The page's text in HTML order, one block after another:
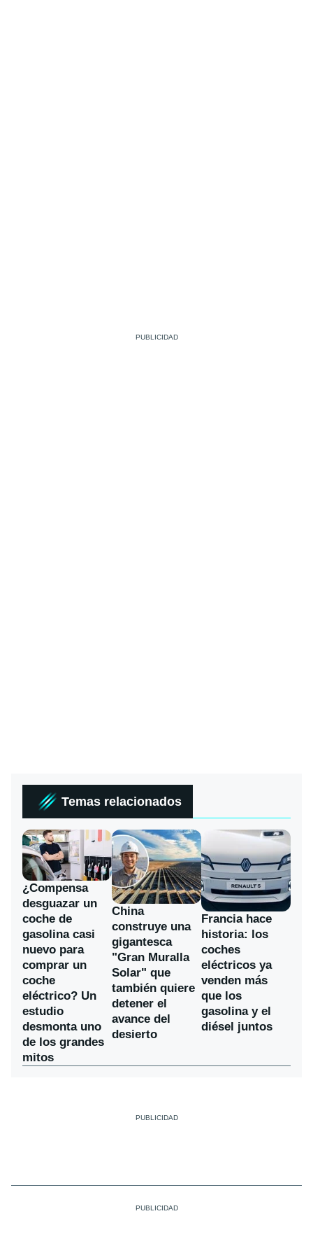
Temas relacionados
¿Compensa
desguazar un
coche de
gasolina casi
nuevo para
comprar un
coche
eléctrico? Un
estudio
desmonta uno
de los grandes
mitos
China
construye una
gigantesca
"Gran Muralla
Solar" que
también quiere
detener el
avance del
desierto
Francia hace
historia: los
coches
eléctricos ya
venden más
que los
gasolina y el
diésel juntos